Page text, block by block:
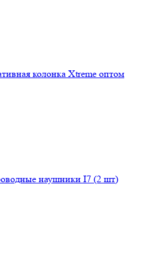
колонка Xtreme оптом
наушники I7 (2 шт)